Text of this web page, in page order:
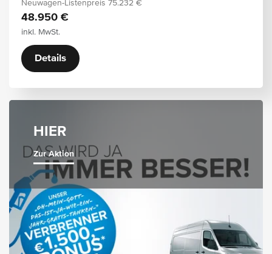
Neuwagen-Listenpreis 75.232 €
48.950 €
inkl. MwSt.
Details
HIER
Zur Aktion